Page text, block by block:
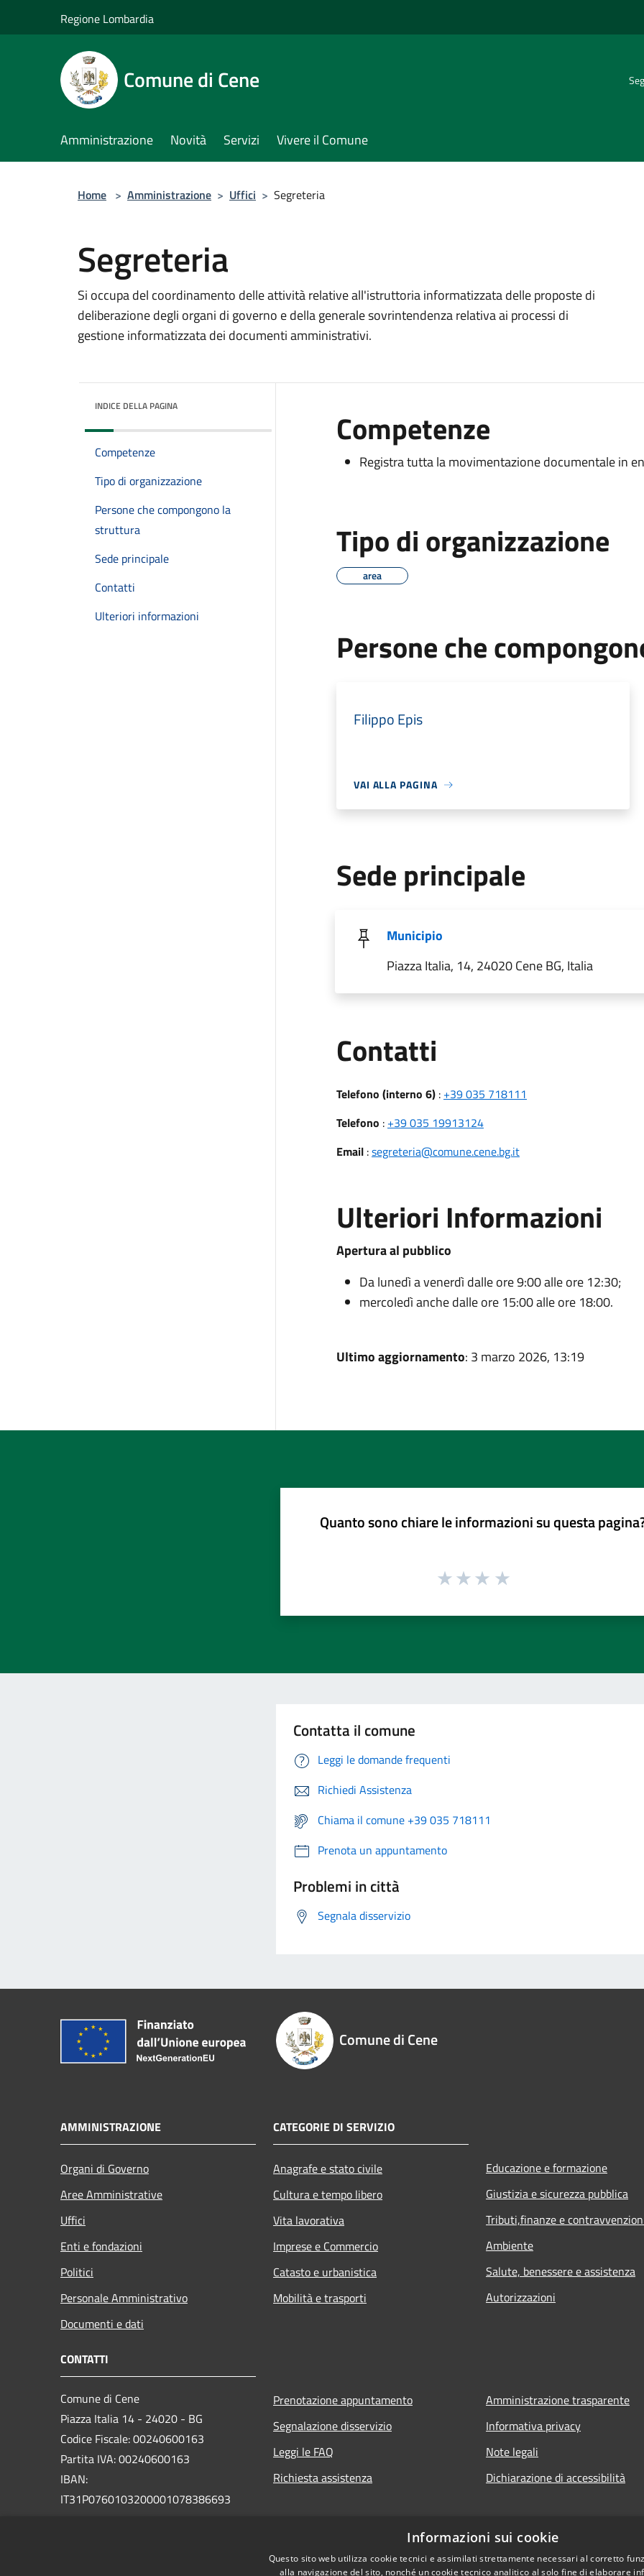
Regione Lombardia
Comune di Cene
Amministrazione Novità Servizi Vivere il Comune
Home > Amministrazione > Uffici > Segreteria
Segreteria
Si occupa del coordinamento delle attività relative all'istruttoria informatizzata delle proposte di
deliberazione degli organi di governo e della generale sovrintendenza relativa ai processi di
gestione informatizzata dei documenti amministrativi.
INDICE DELLA PAGINA
Competenze
Tipo di organizzazione
Persone che compongono la
struttura
Sede principale
Contatti
Ulteriori informazioni
Competenze
Registra tutta la movimentazione documentale in
Tipo di organizzazione
area
Persone che
Filippo Epis
VAI ALLA PAGINA
Sede principale
Municipio
Piazza Italia, 14, 24020 Cene BG, Italia
Contatti
Telefono (interno 6): +39 035 718111
Telefono : +39 035 19913124
Email:segreteria@comune.cene.bg.it
Ulteriori Informazioni
Apertura al pubblico
Da lunedì a venerdì dalle ore 9:00 alle ore 12:30;
mercoledì anche dalle ore 15:00 alle ore 18:00.
Ultimo aggiornamento: 3 marzo 2026, 13:19
Quanto sono chiare le informazioni su questa
Contatta il comune
Leggi le domande frequenti
Richiedi Assistenza
Chiama il comune +39 035 718111
Prenota un appuntamento
Problemi in città
Segnala disservizio
Comune di Cene
AMMINISTRAZIONE
Organi di Governo
Aree Amministrative
Uffici
Enti e fondazioni
Politici
Personale Amministrativo
Documenti e dati
CATEGORIE DI SERVIZIO
Anagrafe e stato civile
Cultura e tempo libero
Vita lavorativa
Imprese e Commercio
Catasto e urbanistica
Mobilità e trasporti
Educazione e formazione
Giustizia e sicurezza pubblica
Tributi,finanze e
Ambiente
Salute, benessere e assistenza
Autorizzazioni
CONTATTI
Comune di Cene
Piazza Italia 14 - 24020 - BG
Codice Fiscale: 00240600163
Partita IVA: 00240600163
IBAN:
IT31P0760103200001078386693
Prenotazione appuntamento
Segnalazione disservizio
Leggi le FAQ
Richiesta assistenza
Amministrazione trasparente
Informativa privacy
Note legali
Dichiarazione di accessibilità
Informazioni sui cookie
Questo sito web utilizza cookie tecnici e assimilati strettamente necessari al corretto
alla navigazione del sito, nonché un cookie tecnico analitico al solo fine di elaborare